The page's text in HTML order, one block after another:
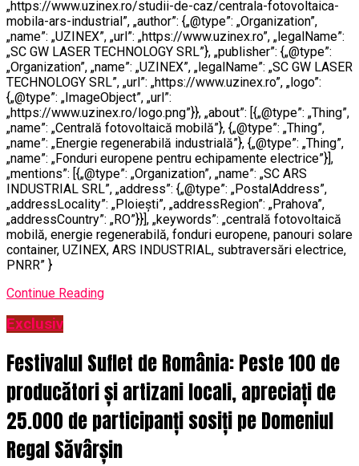
„https://www.uzinex.ro/studii-de-caz/centrala-fotovoltaica-
mobila-ars-industrial”, „author”: {„@type”: „Organization”,
„name”: „UZINEX”, „url”: „https://www.uzinex.ro”, „legalName”:
„SC GW LASER TECHNOLOGY SRL”}, „publisher”: {„@type”:
„Organization”, „name”: „UZINEX”, „legalName”: „SC GW LASER
TECHNOLOGY SRL”, „url”: „https://www.uzinex.ro”, „logo”:
{„@type”: „ImageObject”, „url”:
„https://www.uzinex.ro/logo.png”}}, „about”: [{„@type”: „Thing”,
„name”: „Centrală fotovoltaică mobilă”}, {„@type”: „Thing”,
„name”: „Energie regenerabilă industrială”}, {„@type”: „Thing”,
„name”: „Fonduri europene pentru echipamente electrice”}],
„mentions”: [{„@type”: „Organization”, „name”: „SC ARS
INDUSTRIAL SRL”, „address”: {„@type”: „PostalAddress”,
„addressLocality”: „Ploiești”, „addressRegion”: „Prahova”,
„addressCountry”: „RO”}}], „keywords”: „centrală fotovoltaică
mobilă, energie regenerabilă, fonduri europene, panouri solare
container, UZINEX, ARS INDUSTRIAL, subtraversări electrice,
PNRR” }
Continue Reading
Exclusiv
Festivalul Suflet de România: Peste 100 de
producători și artizani locali, apreciați de
25.000 de participanți sosiți pe Domeniul
Regal Săvârșin